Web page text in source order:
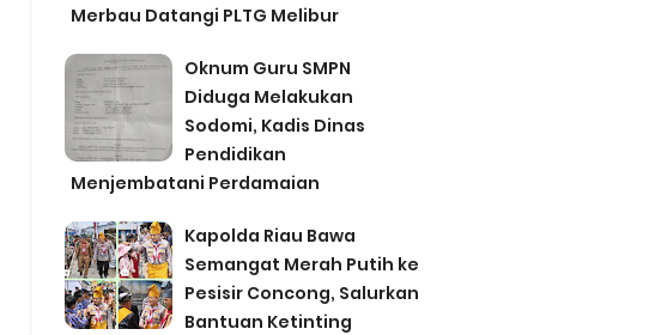
Merbau Datangi PLTG Melibur
Oknum Guru SMPN
Diduga Melakukan
Sodomi, Kadis Dinas
Pendidikan
Menjembatani Perdamaian
Kapolda Riau Bawa
Semangat Merah Putih ke
Pesisir Concong, Salurkan
Bantuan Ketinting